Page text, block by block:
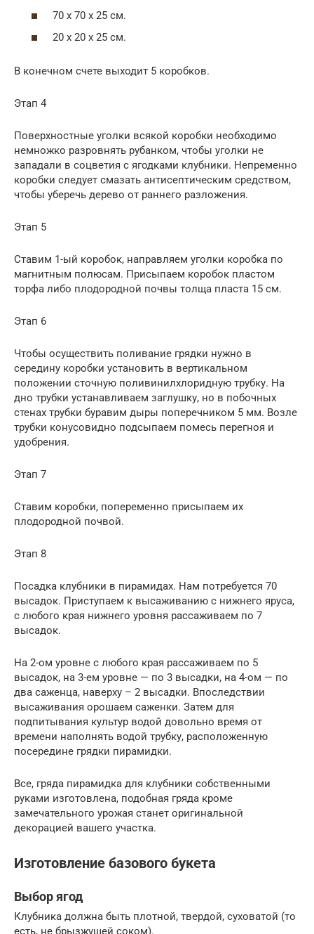
70 х 70 х 25 см.
20 х 20 х 25 см.
В конечном счете выходит 5 коробков.
Этап 4
Поверхностные уголки всякой коробки необходимо
немножко разровнять рубанком, чтобы уголки не
западали в соцветия с ягодками клубники. Непременно
коробки следует смазать антисептическим средством,
чтобы уберечь дерево от раннего разложения.
Этап 5
Ставим 1-ый коробок, направляем уголки коробка по
магнитным полюсам. Присыпаем коробок пластом
торфа либо плодородной почвы толща пласта 15 см.
Этап 6
Чтобы осуществить поливание грядки нужно в
середину коробки установить в вертикальном
положении сточную поливинилхлоридную трубку. На
дно трубки устанавливаем заглушку, но в побочных
стенах трубки буравим дыры поперечником 5 мм. Возле
трубки конусовидно подсыпаем помесь перегноя и
удобрения.
Этап 7
Ставим коробки, попеременно присыпаем их
плодородной почвой.
Этап 8
Посадка клубники в пирамидах. Нам потребуется 70
высадок. Приступаем к высаживанию с нижнего яруса,
с любого края нижнего уровня рассаживаем по 7
высадок.
На 2-ом уровне с любого края рассаживаем по 5
высадок, на 3-ем уровне — по 3 высадки, на 4-ом — по
два саженца, наверху – 2 высадки. Впоследствии
высаживания орошаем саженки. Затем для
подпитывания культур водой довольно время от
времени наполнять водой трубку, расположенную
посередине грядки пирамидки.
Все, гряда пирамидка для клубники собственными
руками изготовлена, подобная гряда кроме
замечательного урожая станет оригинальной
декорацией вашего участка.
Изготовление базового букета
Выбор ягод
Клубника должна быть плотной, твердой, суховатой (то
есть, не брызжущей соком).